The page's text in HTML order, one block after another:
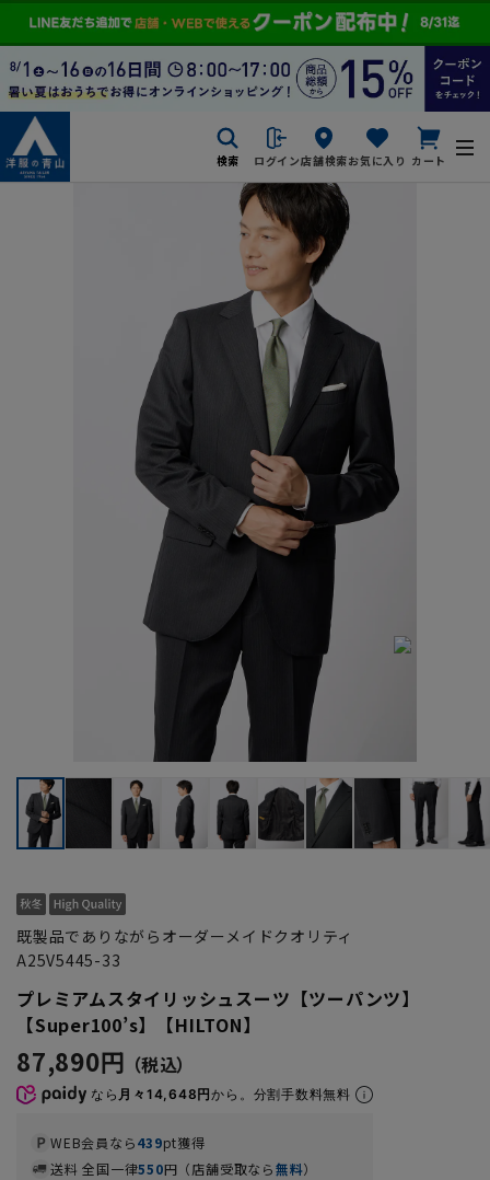
検索 ログイン店舗検索お気に入り カート
既製品でありながらオーダーメイドクオリティ
A25V5445-33
プレミアムスタイリッシュスーツ【ツーパンツ】
【Super100’s】【HILTON】
87,890円
なら 月々14,648円から。分割手数料無料
WEB会員なら439pt獲得
送料 全国一律550円（店舗受取なら無料）